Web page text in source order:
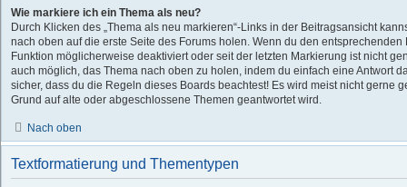
Wie markiere ich ein Thema als neu?
Durch Klicken des „Thema als neu markieren“-Links in der Beitragsansicht
nach oben auf die erste Seite des Forums holen. Wenn du den
Funktion möglicherweise deaktiviert oder seit der letzten Markierung ist nicht
auch möglich, das Thema nach oben zu holen, indem du einfach eine Antwort
sicher, dass du die Regeln dieses Boards beachtest! Es wird meist nicht gerne
Grund auf alte oder abgeschlossene Themen geantwortet wird.
Nach oben
Textformatierung und Thementypen